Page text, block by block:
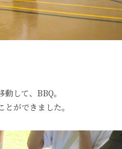
して、BBQ。
ができました。